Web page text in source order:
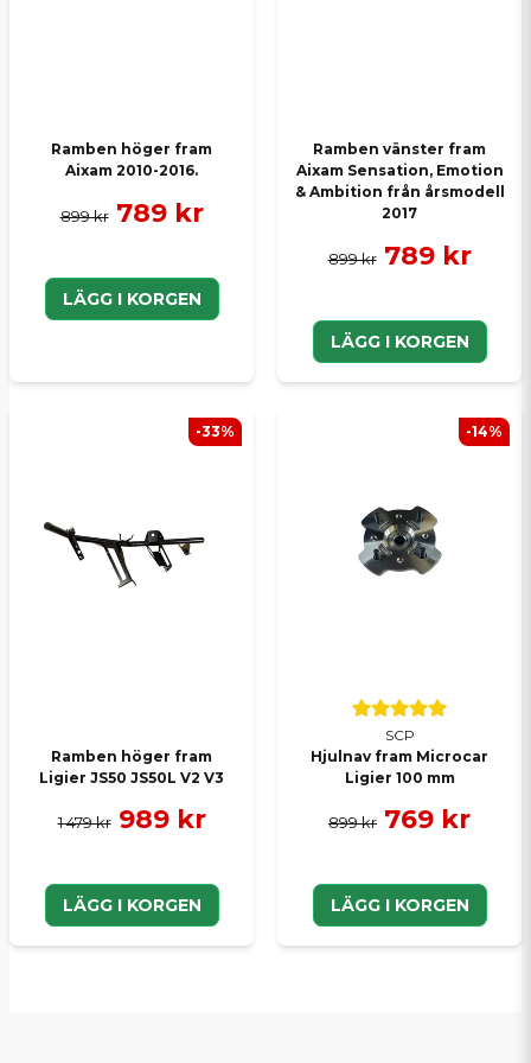
Ramben höger fram
Aixam 2010-2016.
899 kr 789 kr
LÄGG I KORGEN
Ramben vänster fram
Aixam Sensation, Emotion
& Ambition från årsmodell
2017
899 kr 789 kr
LÄGG I KORGEN
Ramben höger fram
Ligier JS50 JS50L V2 V3
1 479 kr 989 kr
LÄGG I KORGEN
-33%
SCP
Hjulnav fram Microcar
Ligier 100 mm
899 kr 769 kr
LÄGG I KORGEN
-14%